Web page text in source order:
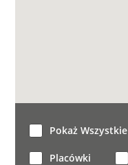
Pokaż Wszystkie
Placówki